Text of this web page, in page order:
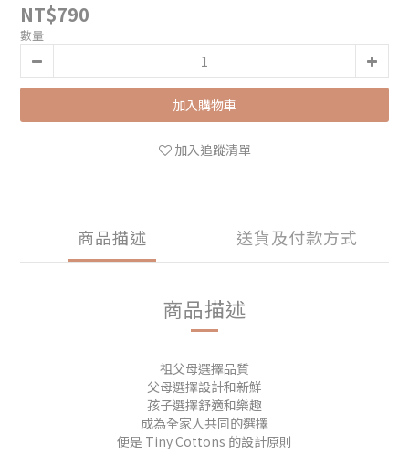
NT$790
數量
加入購物車
加入追蹤清單
商品描述 送貨及付款方式
商品描述
祖父母選擇品質
父母選擇設計和新鮮
孩子選擇舒適和樂趣
成為全家人共同的選擇
便是 Tiny Cottons 的設計原則